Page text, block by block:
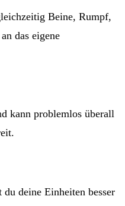
Beine, Rumpf,
das eigene
kann problemlos überall
deine Einheiten besser